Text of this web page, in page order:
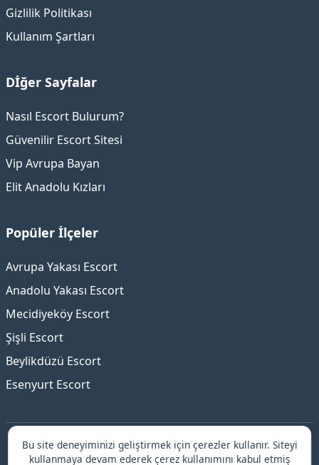
Gizlilik Politikası
Kullanım Şartları
Dİğer Sayfalar
Nasıl Escort Bulurum?
Güvenilir Escort Sitesi
Vip Avrupa Bayan
Elit Anadolu Kızları
Popüler İlçeler
Avrupa Yakası Escort
Anadolu Yakası Escort
Mecidiyeköy Escort
Şişli Escort
Beylikdüzü Escort
Esenyurt Escort
İstanbul escort platformu ile güvenilir ve elit hizmetler!
Bu site deneyiminizi geliştirmek için çerezler kullanır. Siteyi
kullanmaya devam ederek çerez kullanımını kabul etmiş